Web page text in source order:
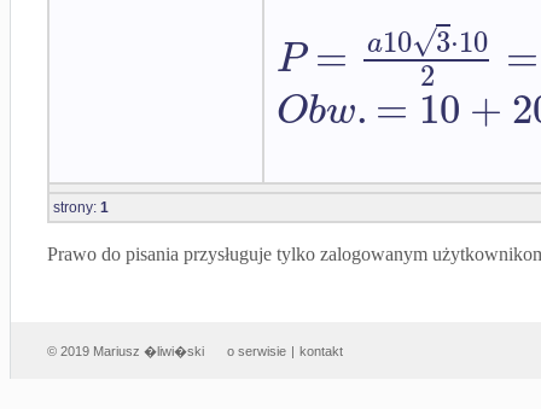
P = a10 3
√ ⋅10
2 =
Obw.= 10+
strony: 1
Prawo do pisania przysługuje tylko zalogowanym
© 2019 Mariusz �liwi�ski o serwisie | kontakt